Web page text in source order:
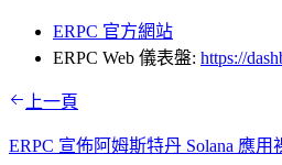
ERPC 官方網站
ERPC Web 儀表盤: https://
上一頁
ERPC 宣佈阿姆斯特丹 Solana 應